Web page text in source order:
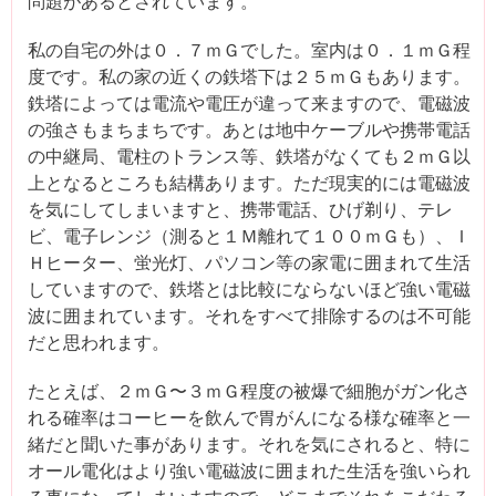
私の自宅の外は０．７ｍＧでした。室内は０．１ｍＧ程
度です。私の家の近くの鉄塔下は２５ｍＧもあります。
鉄塔によっては電流や電圧が違って来ますので、電磁波
の強さもまちまちです。あとは地中ケーブルや携帯電話
の中継局、電柱のトランス等、鉄塔がなくても２ｍＧ以
上となるところも結構あります。ただ現実的には電磁波
を気にしてしまいますと、携帯電話、ひげ剃り、テレ
ビ、電子レンジ（測ると１Ｍ離れて１００ｍＧも）、Ｉ
Ｈヒーター、蛍光灯、パソコン等の家電に囲まれて生活
していますので、鉄塔とは比較にならないほど強い電磁
波に囲まれています。それをすべて排除するのは不可能
だと思われます。
たとえば、２ｍＧ〜３ｍＧ程度の被爆で細胞がガン化さ
れる確率はコーヒーを飲んで胃がんになる様な確率と一
緒だと聞いた事があります。それを気にされると、特に
オール電化はより強い電磁波に囲まれた生活を強いられ